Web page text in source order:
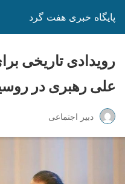
پایگاه خبری هفت گرد
رویدادی تاریخی
علی رهبری در
دبیر اجتماعی